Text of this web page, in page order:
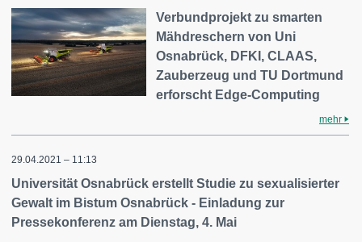
Verbundprojekt zu smarten
Mähdreschern von Uni
Osnabrück, DFKI, CLAAS,
Zauberzeug und TU Dortmund
erforscht Edge-Computing
mehr
29.04.2021 – 11:13
Universität Osnabrück erstellt Studie zu sexualisierter
Gewalt im Bistum Osnabrück - Einladung zur
Pressekonferenz am Dienstag, 4. Mai